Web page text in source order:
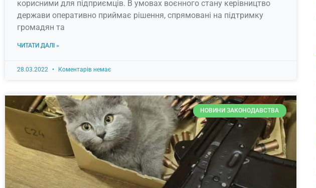
корисними для підприємців. В умовах воєнного стану керівництво
держави оперативно приймає рішення, спрямовані на підтримку
громадян та
ЧИТАТИ ДАЛІ »
28.03.2022 Коментарів немає
НОВИНИ ЗАКОНОДАВСТВА